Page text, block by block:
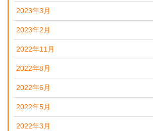
2023年3月
2023年2月
2022年11月
2022年8月
2022年6月
2022年5月
2022年3月